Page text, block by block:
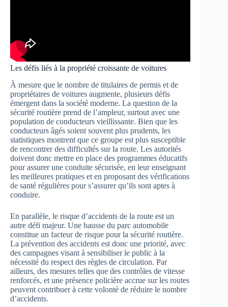
Les défis liés à la propriété croissante de voitures
À mesure que le nombre de titulaires de permis et de
propriétaires de voitures augmente, plusieurs défis
émergent dans la société moderne. La question de la
sécurité routière prend de l’ampleur, surtout avec une
population de conducteurs vieillissante. Bien que les
conducteurs âgés soient souvent plus prudents, les
statistiques montrent que ce groupe est plus susceptible
de rencontrer des difficultés sur la route. Les autorités
doivent donc mettre en place des programmes éducatifs
pour assurer une conduite sécurisée, en leur enseignant
les meilleures pratiques et en proposant des vérifications
de santé régulières pour s’assurer qu’ils sont aptes à
conduire.
En parallèle, le risque d’accidents de la route est un
autre défi majeur. Une hausse du parc automobile
constitue un facteur de risque pour la sécurité routière.
La prévention des accidents est donc une priorité, avec
des campagnes visant à sensibiliser le public à la
nécessité du respect des règles de circulation. Par
ailleurs, des mesures telles que des contrôles de vitesse
renforcés, et une présence policière accrue sur les routes
peuvent contribuer à cette volonté de réduire le nombre
d’accidents.